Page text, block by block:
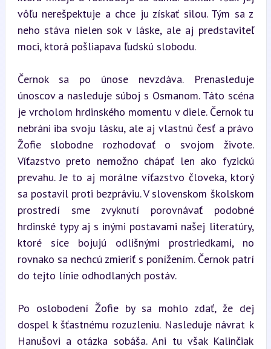
vôľu nerešpektuje a chce ju získať silou. Tým sa z
neho stáva nielen sok v láske, ale aj predstaviteľ
moci, ktorá pošliapava ľudskú slobodu.
Černok sa po únose nevzdáva. Prenasleduje
únoscov a nasleduje súboj s Osmanom. Táto scéna
je vrcholom hrdinského momentu v diele. Černok tu
nebráni iba svoju lásku, ale aj vlastnú česť a právo
Žofie slobodne rozhodovať o svojom živote.
Víťazstvo preto nemožno chápať len ako fyzickú
prevahu. Je to aj morálne víťazstvo človeka, ktorý
sa postavil proti bezpráviu. V slovenskom školskom
prostredí sme zvyknutí porovnávať podobné
hrdinské typy aj s inými postavami našej literatúry,
ktoré síce bojujú odlišnými prostriedkami, no
rovnako sa nechcú zmieriť s ponížením. Černok patrí
do tejto línie odhodlaných postáv.
Po oslobodení Žofie by sa mohlo zdať, že dej
dospel k šťastnému rozuzleniu. Nasleduje návrat k
Hanušovi a otázka sobáša. Ani tu však Kalinčiak